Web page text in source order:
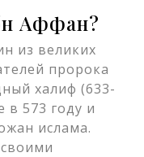
Аффан?
из великих
пророка
халиф (633-
в 573 году и
ислама.